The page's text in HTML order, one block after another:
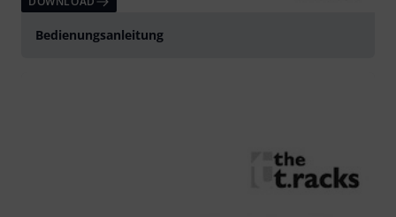
Bedienungsanleitung